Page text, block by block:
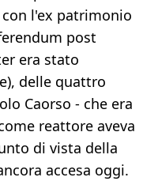
l'ex patrimonio
post
era stato
delle quattro
Caorso - che era
reattore aveva
di vista della
accesa oggi.